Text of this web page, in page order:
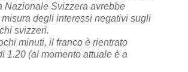
Nazionale Svizzera avrebbe
degli interessi negativi sugli
svizzeri.
minuti, il franco è rientrato
1.20 (al momento attuale è a